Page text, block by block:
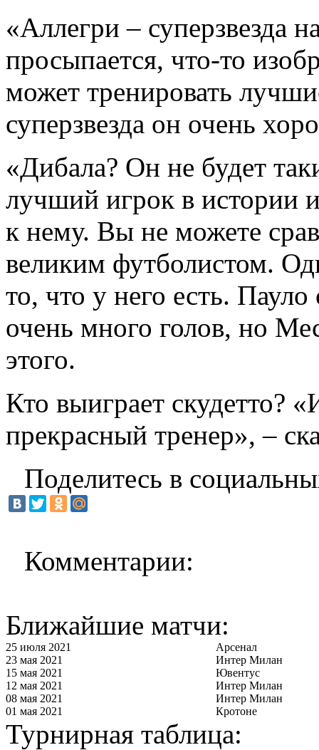
«Аллегри – суперзвезда
просыпается, что-то
может тренировать
суперзвезда он очень
«Дибала? Он не будет
лучший игрок в истории
к нему. Вы не можете
великим футболистом.
то, что у него есть.
очень много голов, но
этого.
Кто выиграет скудетто?
прекрасный тренер», –
Поделитесь в
Комментарии:
Ближайшие матчи:
25 июля 2021
Арсенал
23 мая 2021
Интер Милан
15 мая 2021
Ювентус
12 мая 2021
Интер Милан
08 мая 2021
Интер Милан
01 мая 2021
Кротоне
Турнирная таблица: